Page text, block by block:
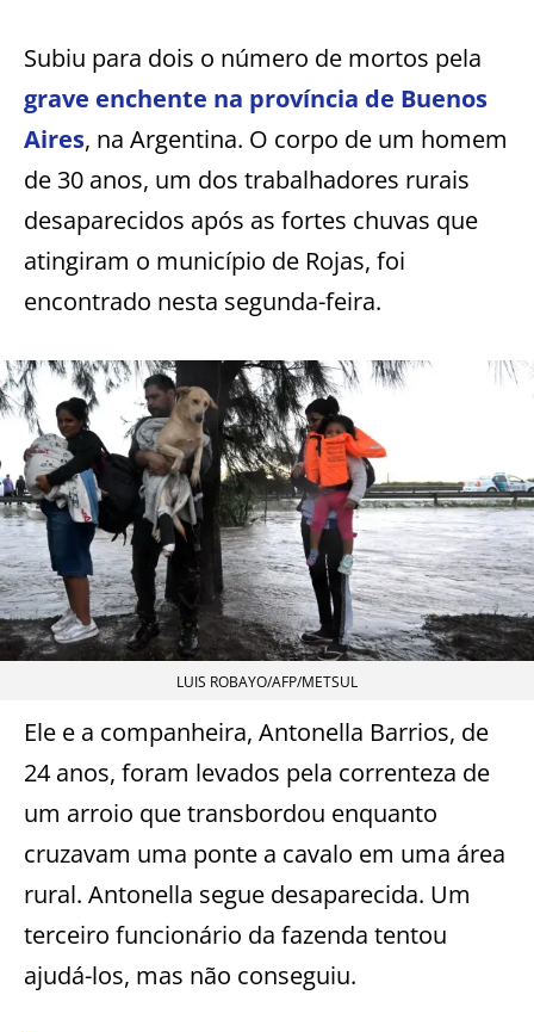
Subiu para dois o número de mortos pela
grave enchente na província de Buenos
Aires, na Argentina. O corpo de um homem
de 30 anos, um dos trabalhadores rurais
desaparecidos após as fortes chuvas que
atingiram o município de Rojas, foi
encontrado nesta segunda-feira.
LUIS ROBAYO/AFP/METSUL
Ele e a companheira, Antonella Barrios, de
24 anos, foram levados pela correnteza de
um arroio que transbordou enquanto
cruzavam uma ponte a cavalo em uma área
rural. Antonella segue desaparecida. Um
terceiro funcionário da fazenda tentou
ajudá-los, mas não conseguiu.